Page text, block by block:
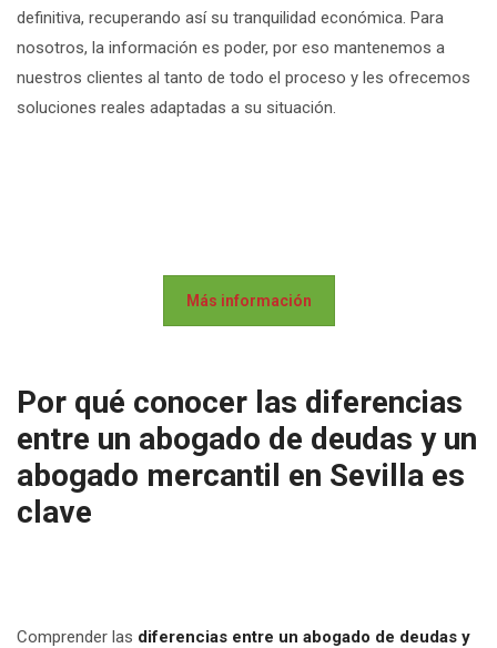
definitiva, recuperando así su tranquilidad económica. Para
nosotros, la información es poder, por eso mantenemos a
nuestros clientes al tanto de todo el proceso y les ofrecemos
soluciones reales adaptadas a su situación.
Más información
Por qué conocer las diferencias
entre un abogado de deudas y un
abogado mercantil en Sevilla es
clave
Comprender las diferencias entre un abogado de deudas y